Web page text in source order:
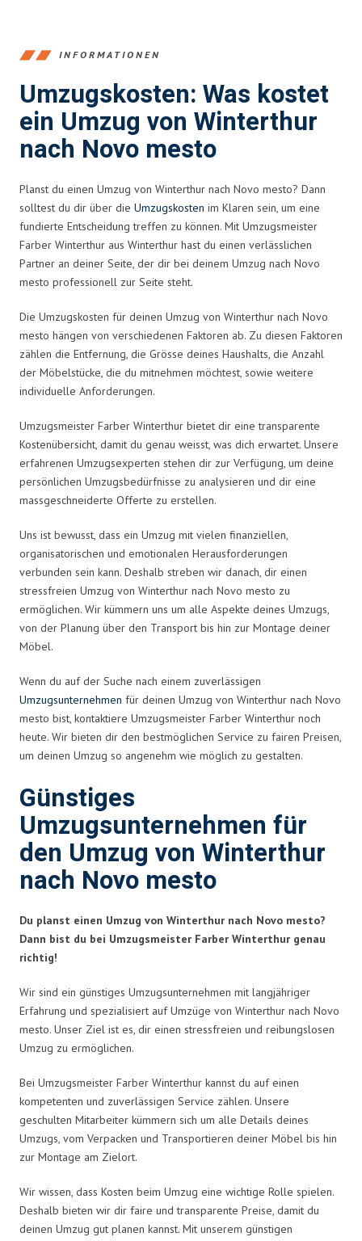
INFORMATIONEN
Umzugskosten: Was kostet
ein Umzug von Winterthur
nach Novo mesto
Planst du einen Umzug von Winterthur nach Novo mesto? Dann
solltest du dir über die Umzugskosten im Klaren sein, um eine
fundierte Entscheidung treffen zu können. Mit Umzugsmeister
Farber Winterthur aus Winterthur hast du einen verlässlichen
Partner an deiner Seite, der dir bei deinem Umzug nach Novo
mesto professionell zur Seite steht.
Die Umzugskosten für deinen Umzug von Winterthur nach Novo
mesto hängen von verschiedenen Faktoren ab. Zu diesen Faktoren
zählen die Entfernung, die Grösse deines Haushalts, die Anzahl
der Möbelstücke, die du mitnehmen möchtest, sowie weitere
individuelle Anforderungen.
Umzugsmeister Farber Winterthur bietet dir eine transparente
Kostenübersicht, damit du genau weisst, was dich erwartet. Unsere
erfahrenen Umzugsexperten stehen dir zur Verfügung, um deine
persönlichen Umzugsbedürfnisse zu analysieren und dir eine
massgeschneiderte Offerte zu erstellen.
Uns ist bewusst, dass ein Umzug mit vielen finanziellen,
organisatorischen und emotionalen Herausforderungen
verbunden sein kann. Deshalb streben wir danach, dir einen
stressfreien Umzug von Winterthur nach Novo mesto zu
ermöglichen. Wir kümmern uns um alle Aspekte deines Umzugs,
von der Planung über den Transport bis hin zur Montage deiner
Möbel.
Wenn du auf der Suche nach einem zuverlässigen
Umzugsunternehmen für deinen Umzug von Winterthur nach Novo
mesto bist, kontaktiere Umzugsmeister Farber Winterthur noch
heute. Wir bieten dir den bestmöglichen Service zu fairen Preisen,
um deinen Umzug so angenehm wie möglich zu gestalten.
Günstiges
Umzugsunternehmen für
den Umzug von Winterthur
nach Novo mesto
Du planst einen Umzug von Winterthur nach Novo mesto?
Dann bist du bei Umzugsmeister Farber Winterthur genau
richtig!
Wir sind ein günstiges Umzugsunternehmen mit langjähriger
Erfahrung und spezialisiert auf Umzüge von Winterthur nach Novo
mesto. Unser Ziel ist es, dir einen stressfreien und reibungslosen
Umzug zu ermöglichen.
Bei Umzugsmeister Farber Winterthur kannst du auf einen
kompetenten und zuverlässigen Service zählen. Unsere
geschulten Mitarbeiter kümmern sich um alle Details deines
Umzugs, vom Verpacken und Transportieren deiner Möbel bis hin
zur Montage am Zielort.
Wir wissen, dass Kosten beim Umzug eine wichtige Rolle spielen.
Deshalb bieten wir dir faire und transparente Preise, damit du
deinen Umzug gut planen kannst. Mit unserem günstigen